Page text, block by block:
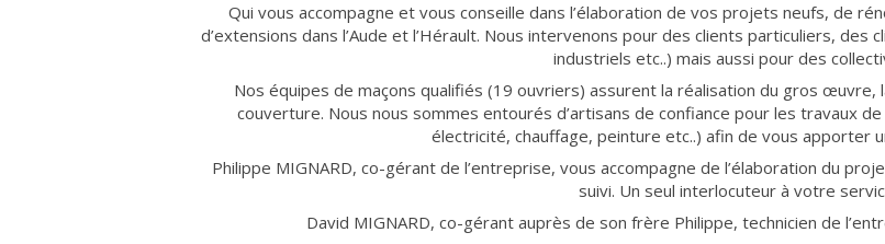
Qui vous accompagne et vous conseille dans l’élaboration de vos projets neufs, de
d’extensions dans l’Aude et l’Hérault. Nous intervenons pour des clients particuliers,
industriels etc..) mais aussi pour des
Nos équipes de maçons qualifiés (19 ouvriers) assurent la réalisation du gros œuvre,
couverture. Nous nous sommes entourés d’artisans de confiance pour les travaux
électricité, chauffage, peinture etc..) afin de vous apporter
Philippe MIGNARD, co-gérant de l’entreprise, vous accompagne de l’élaboration du
suivi. Un seul interlocuteur à votre
David MIGNARD, co-gérant auprès de son frère Philippe, technicien de